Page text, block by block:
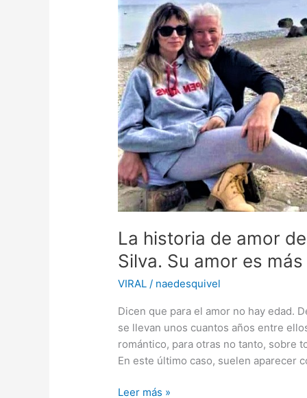
de
canas
y
sorprende
con
su
cabello
La historia de amor
Silva. Su amor es
VIRAL / naedesquivel
Dicen que para el amor no hay edad.
se llevan unos cuantos años entre
romántico, para otras no tanto, sobre
En este último caso, suelen aparecer
La
Leer más »